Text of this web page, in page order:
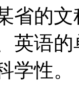
省的
英语
学性。